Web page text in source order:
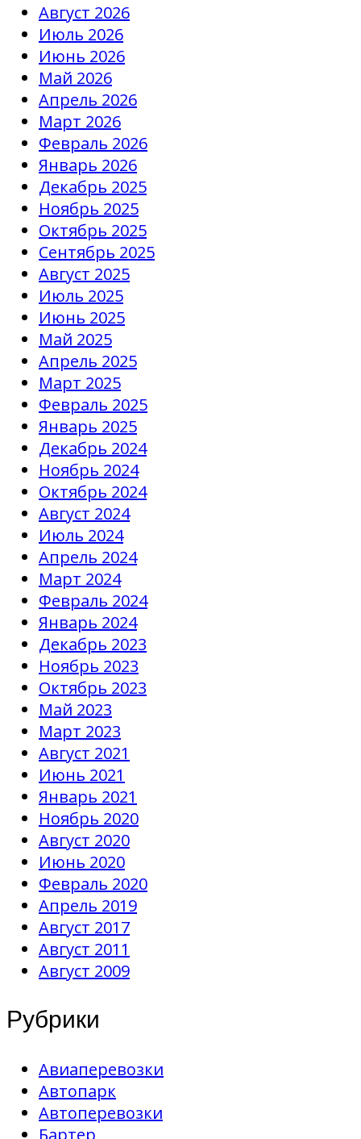
Август 2026
Июль 2026
Июнь 2026
Май 2026
Апрель 2026
Март 2026
Февраль 2026
Январь 2026
Декабрь 2025
Ноябрь 2025
Октябрь 2025
Сентябрь 2025
Август 2025
Июль 2025
Июнь 2025
Май 2025
Апрель 2025
Март 2025
Февраль 2025
Январь 2025
Декабрь 2024
Ноябрь 2024
Октябрь 2024
Август 2024
Июль 2024
Апрель 2024
Март 2024
Февраль 2024
Январь 2024
Декабрь 2023
Ноябрь 2023
Октябрь 2023
Май 2023
Март 2023
Август 2021
Июнь 2021
Январь 2021
Ноябрь 2020
Август 2020
Июнь 2020
Февраль 2020
Апрель 2019
Август 2017
Август 2011
Август 2009
Рубрики
Авиаперевозки
Автопарк
Автоперевозки
Бартер